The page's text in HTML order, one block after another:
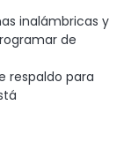
inalámbricas y
de
respaldo para